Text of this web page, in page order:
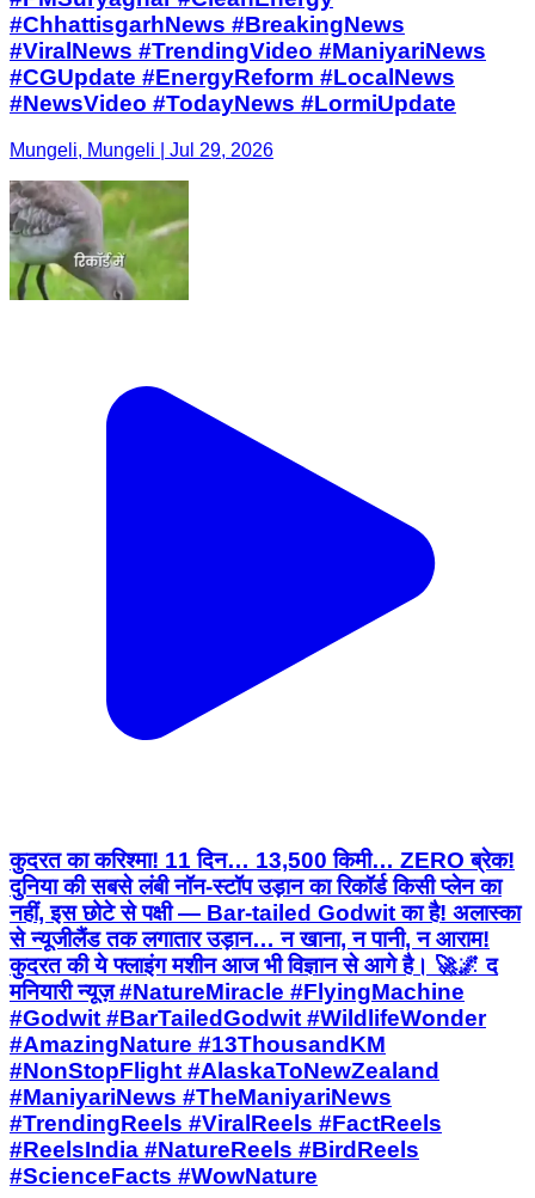
#ChhattisgarhNews #BreakingNews
#ViralNews #TrendingVideo #ManiyariNews
#CGUpdate #EnergyReform #LocalNews
#NewsVideo #TodayNews #LormiUpdate
Mungeli, Mungeli | Jul 29, 2026
कुदरत का करिश्मा! 11 दिन… 13,500 किमी… ZERO ब्रेक!
दुनिया की सबसे लंबी नॉन-स्टॉप उड़ान का रिकॉर्ड किसी प्लेन का
नहीं, इस छोटे से पक्षी — Bar-tailed Godwit का है! अलास्का
से न्यूजीलैंड तक लगातार उड़ान… न खाना, न पानी, न आराम!
कुदरत की ये फ्लाइंग मशीन आज भी विज्ञान से आगे है। 🚀🌌 द
मनियारी न्यूज़ #NatureMiracle #FlyingMachine
#Godwit #BarTailedGodwit #WildlifeWonder
#AmazingNature #13ThousandKM
#NonStopFlight #AlaskaToNewZealand
#ManiyariNews #TheManiyariNews
#TrendingReels #ViralReels #FactReels
#ReelsIndia #NatureReels #BirdReels
#ScienceFacts #WowNature